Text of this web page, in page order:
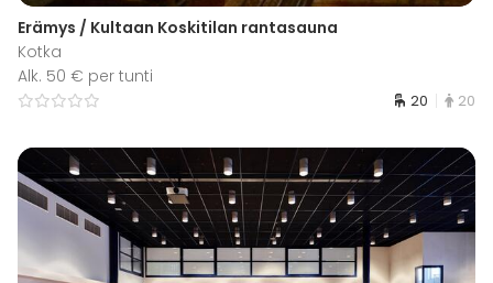
Erämys / Kultaan Koskitilan rantasauna
Kotka
Alk. 50 € per tunti
20 20